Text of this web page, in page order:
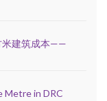
米建筑成本——
Metre in DRC